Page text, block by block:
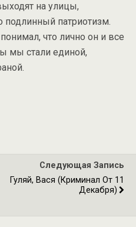
на улицы,
патриотизм.
что лично он и все
мы стали единой,
Следующая Запись
Гуляй, Вася (Криминал От 11
Декабря)